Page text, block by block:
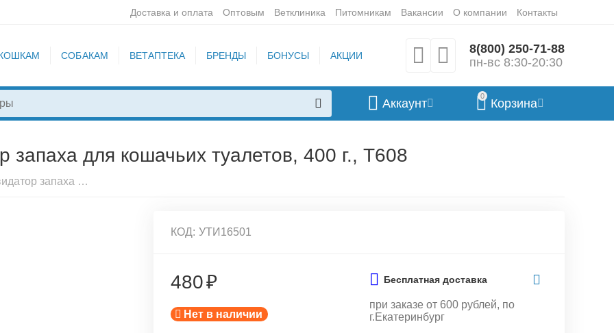
Доставка и оплата Оптовым Ветклиника Питомникам Вакансии О компании Контакты
СОБАКАМ ВЕТАПТЕКА БРЕНДЫ БОНУСЫ АКЦИИ
8(800) 250-71-88
пн-вс 8:30-20:30
0
Корзина
Аккаунт
для кошачьих туалетов, 400 г., Т608
Тамачи Порошок- ликвидатор запаха для кошачьих туалетов, 400 г., Т608
КОД: УТИ16501
480₽
Нет в наличии
Бесплатная доставка
при заказе от 600 рублей, по
г.Екатеринбург